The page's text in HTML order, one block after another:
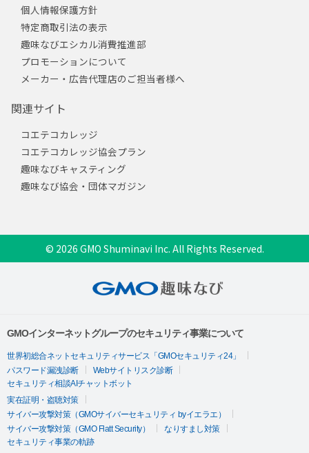
個人情報保護方針
特定商取引法の表示
趣味なびエシカル消費推進部
プロモーションについて
メーカー・広告代理店のご担当者様へ
関連サイト
コエテコカレッジ
コエテコカレッジ協会プラン
趣味なびキャスティング
趣味なび協会・団体マガジン
© 2026 GMO Shuminavi Inc. All Rights Reserved.